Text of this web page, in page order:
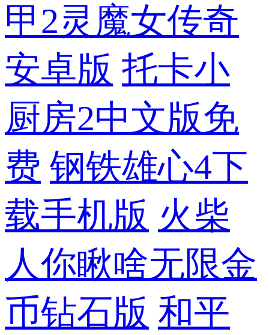
甲2灵魔女传奇
安卓版 托卡小
厨房2中文版免
费 钢铁雄心4下
载手机版 火柴
人你瞅啥无限金
币钻石版 和平